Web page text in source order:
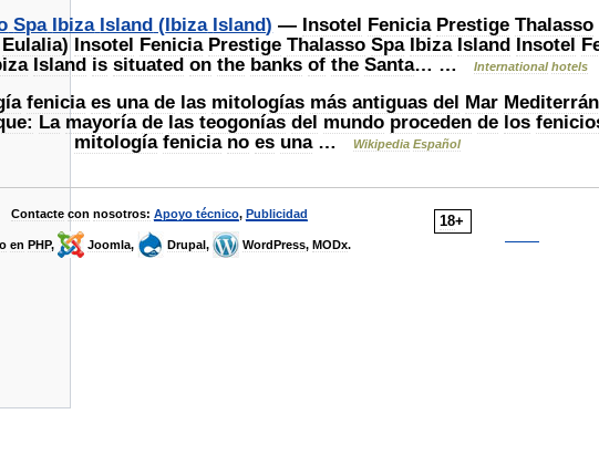
Spa Ibiza Island ( Ibiza Island) — Insotel Fenicia Prestige Thalasso
Eulalia) Insotel Fenicia Prestige Thalasso Spa Ibiza Island Insotel
Island is situated on the banks of the Santa… …International hotels
fenicia es una de las mitologías más antiguas del Mar
La mayoría de las teogonías del mundo proceden de los
mitología fenicia no es una…Wikipedia Español
18+
Contacte con nosotros: Apoyo técnico, Publicidad
en PHP, Joomla, Drupal, WordPress, MODx.